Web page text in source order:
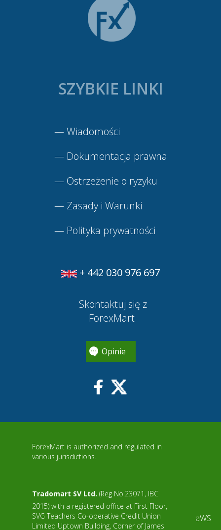
SZYBKIE LINKI
—Wiadomości
— Dokumentacja prawna
— Ostrzeżenie o ryzyku
— Zasady i Warunki
— Polityka prywatności
+ 442 030 976 697
Skontaktuj się z
ForexMart
Opinie
ForexMart is authorized and regulated in
various jurisdictions.
Tradomart SV Ltd. (Reg No.23071, IBC
2015) with a registered office at First Floor,
SVG Teachers Co-operative Credit Union
Limited Uptown Building, Corner of James
aWS